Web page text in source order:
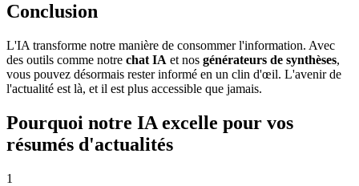
Conclusion
L'IA transforme notre manière de consommer l'information. Avec
des outils comme notre chat IA et nos générateurs de synthèses,
vous pouvez désormais rester informé en un clin d'œil. L'avenir de
l'actualité est là, et il est plus accessible que jamais.
Pourquoi notre IA excelle pour vos
résumés d'actualités
1